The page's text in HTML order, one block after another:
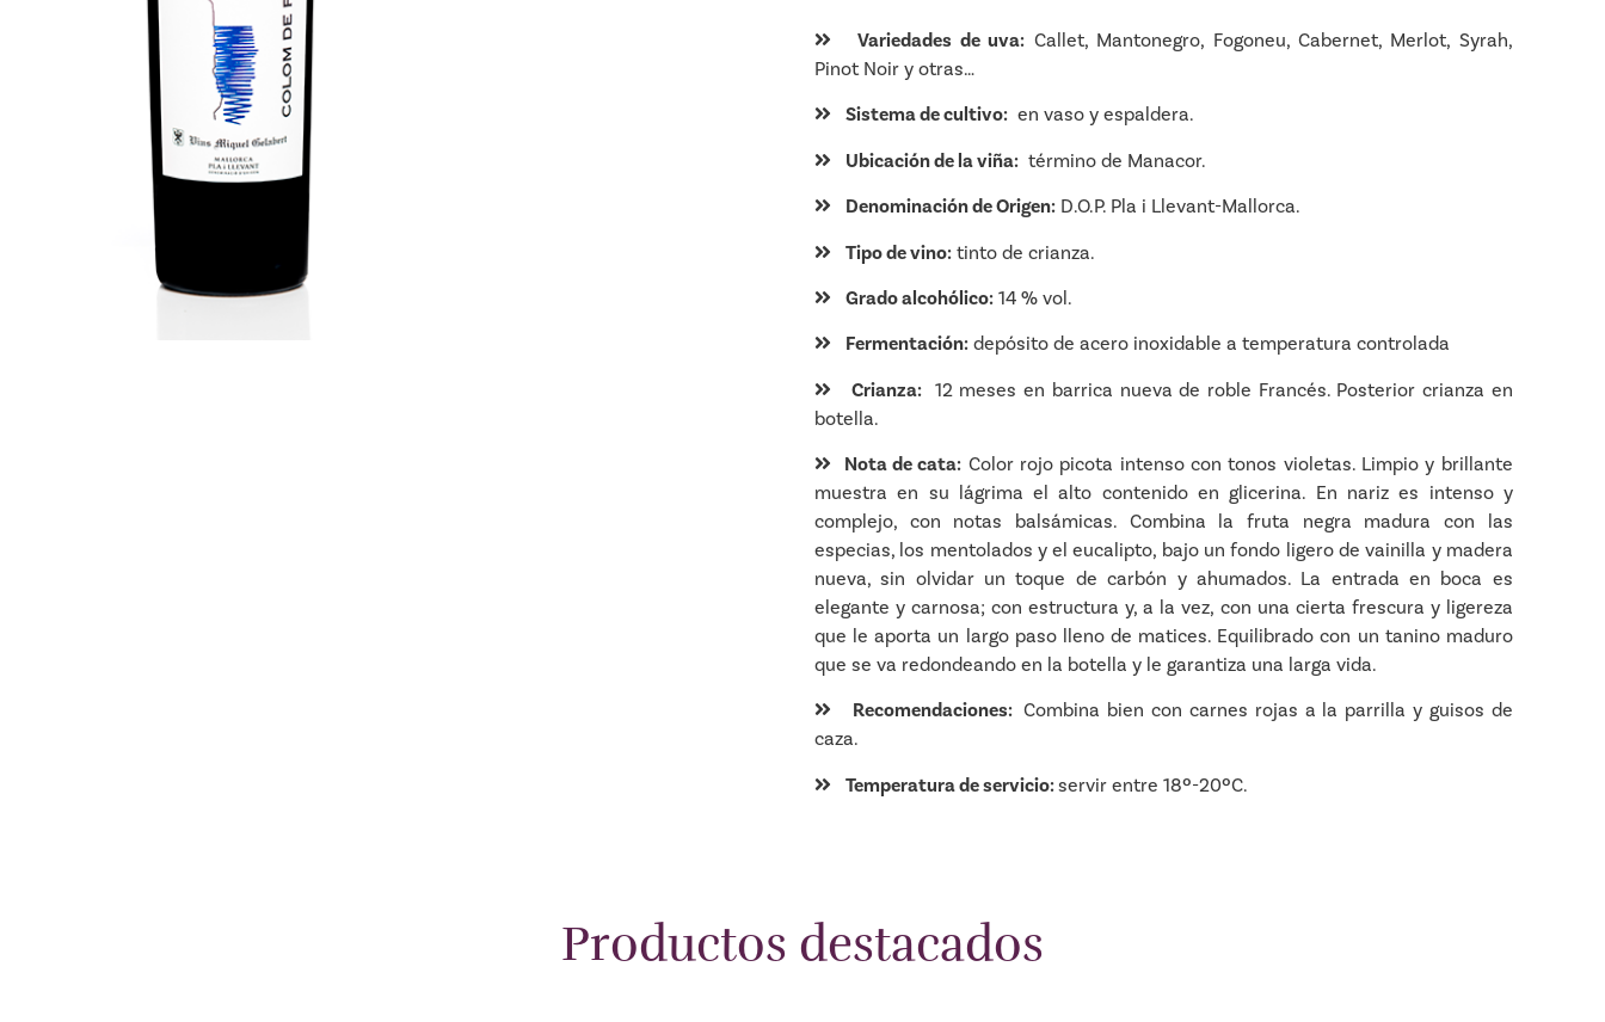
Variedades de uva: Callet, Mantonegro, Fogoneu, Cabernet, Merlot, Syrah,
Pinot Noir y otras…
Sistema de cultivo: en vaso y espaldera.
Ubicación de la viña: término de Manacor.
Denominación de Origen: D.O.P. Pla i Llevant-Mallorca.
Tipo de vino: tinto de crianza.
Grado alcohólico: 14 % vol.
Fermentación: depósito de acero inoxidable a temperatura controlada
Crianza: 12 meses en barrica nueva de roble Francés. Posterior crianza en
botella.
Nota de cata: Color rojo picota intenso con tonos violetas. Limpio y brillante
muestra en su lágrima el alto contenido en glicerina. En nariz es intenso y
complejo, con notas balsámicas. Combina la fruta negra madura con las
especias, los mentolados y el eucalipto, bajo un fondo ligero de vainilla y madera
nueva, sin olvidar un toque de carbón y ahumados. La entrada en boca es
elegante y carnosa; con estructura y, a la vez, con una cierta frescura y ligereza
que le aporta un largo paso lleno de matices. Equilibrado con un tanino maduro
que se va redondeando en la botella y le garantiza una larga vida.
Recomendaciones:Combina bien con carnes rojas a la parrilla y guisos de
caza.
Temperatura de servicio:servir entre 18º-20ºC.
Productos destacados